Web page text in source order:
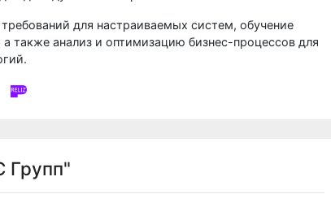
для настраиваемых систем, обучение
также анализ и оптимизацию бизнес-процессов для